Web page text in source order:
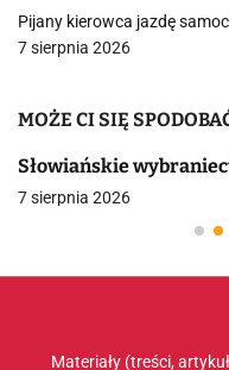
Pijany kierowca jazdę
7 sierpnia 2026
MOŻE CI SIĘ
Słowiańskie
7 sierpnia 2026
Materiały (treści,